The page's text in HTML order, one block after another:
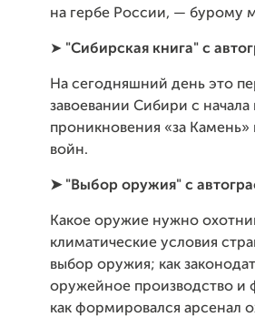
на гербе России, — бурому
➤ "Сибирская книга" с
На сегодняшний день это
завоевании Сибири с
проникновения «за
войн.
➤ "Выбор оружия" с
Какое оружие нужно
климатические условия
выбор оружия; как
оружейное производство
как формировался арсенал